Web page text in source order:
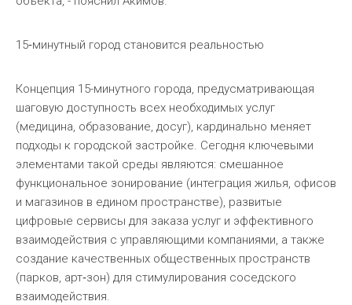
15‑минутный город становится реальностью
Концепция 15-минутного города, предусматривающая
шаговую доступность всех необходимых услуг
(медицина, образование, досуг), кардинально меняет
подходы к городской застройке. Сегодня ключевыми
элементами такой среды являются: смешанное
функциональное зонирование (интеграция жилья, офисов
и магазинов в едином пространстве), развитые
цифровые сервисы для заказа услуг и эффективного
взаимодействия с управляющими компаниями, а также
создание качественных общественных пространств
(парков, арт‑зон) для стимулирования соседского
взаимодействия.